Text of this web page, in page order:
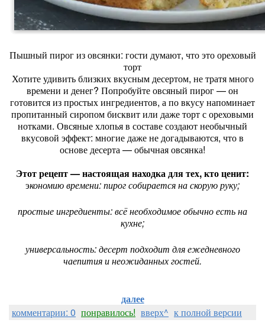
Пышный пирог из овсянки: гости думают, что это ореховый
торт
Хотите удивить близких вкусным десертом, не тратя много
времени и денег? Попробуйте овсяный пирог — он
готовится из простых ингредиентов, а по вкусу напоминает
пропитанный сиропом бисквит или даже торт с ореховыми
нотками. Овсяные хлопья в составе создают необычный
вкусовой эффект: многие даже не догадываются, что в
основе десерта — обычная овсянка!
Этот рецепт — настоящая находка для тех, кто ценит:
экономию времени: пирог собирается на скорую руку;
простые ингредиенты: всё необходимое обычно есть на
кухне;
универсальность: десерт подходит для ежедневного
чаепития и неожиданных гостей.
далее
комментарии: 0 понравилось! вверх^ к полной версии